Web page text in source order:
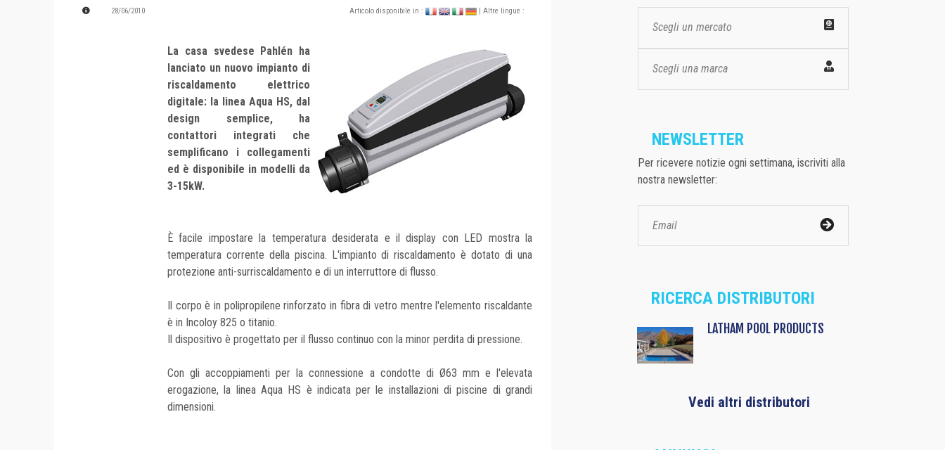
28/06/2010 Articolo disponibile in : | Altre lingue :
La casa svedese Pahlén ha
lanciato un nuovo impianto di
riscaldamento elettrico
digitale: la linea Aqua HS, dal
design semplice, ha
contattori integrati che
semplificano i collegamenti
ed è disponibile in modelli da
3-15kW.
È facile impostare la temperatura desiderata e il display con LED mostra la
temperatura corrente della piscina. L'impianto di riscaldamento è dotato di una
protezione anti-surriscaldamento e di un interruttore di flusso.
Il corpo è in polipropilene rinforzato in fibra di vetro mentre l'elemento riscaldante
è in Incoloy 825 o titanio.
Il dispositivo è progettato per il flusso continuo con la minor perdita di pressione.
Con gli accoppiamenti per la connessione a condotte di Ø63 mm e l'elevata
erogazione, la linea Aqua HS è indicata per le installazioni di piscine di grandi
dimensioni.
Scegli un mercato
Scegli una marca
NEWSLETTER
Per ricevere notizie ogni settimana, iscriviti alla
nostra newsletter:
RICERCA DISTRIBUTORI
LATHAM POOL PRODUCTS
Vedi altri distributori